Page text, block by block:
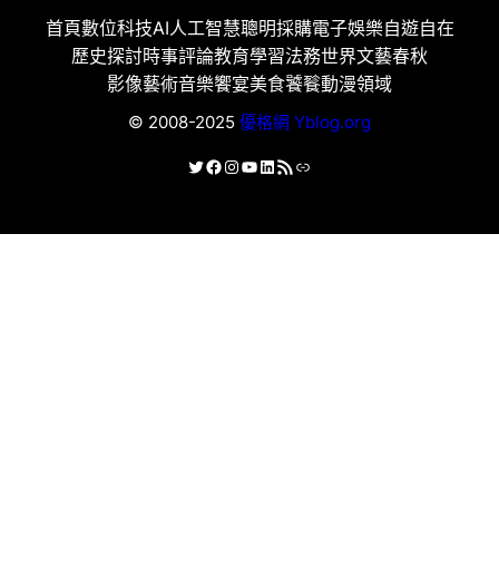
首頁數位科技AI人工智慧聰明採購電子娛樂自遊自在
歷史探討時事評論教育學習法務世界文藝春秋
影像藝術音樂饗宴美食饕餮動漫領域
© 2008-2025 優格網 Yblog.org
X Facebook
Instagram
YouTube
LinkedIn
RSS 資訊提供連結